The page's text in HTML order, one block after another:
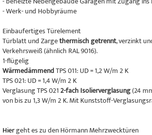
- Werk- und Hobbyräume
Einbaufertiges Türelement
Türblatt und Zargethermisch getrennt, verzinkt
Verkehrsweiß (ähnlich RAL 9016).
1-flügelig
WärmedämmendTPS 011: UD = 1,2 W/m 2 K
TPS 021: UD = 1,4 W/m 2 K
Verglasung TPS 0212-fach Isolierverglasung(24
von bis zu 1,3 W/m 2 K. Mit Kunststoff-
Hiergeht es zu den Hörmann Mehrzwecktüren